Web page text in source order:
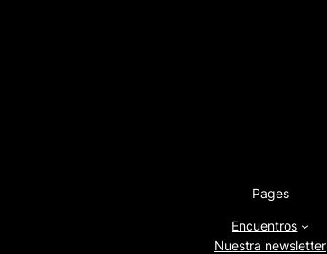
Pages
Encuentros
Nuestra newsletter